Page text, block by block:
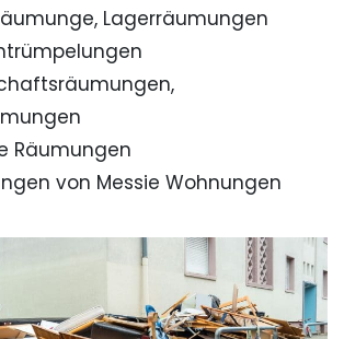
Lagerräumungen
Räumungen
von Messie Wohnungen